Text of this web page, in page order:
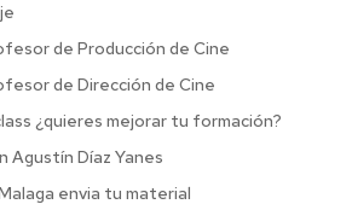
de Producción de Cine
de Dirección de Cine
¿quieres mejorar tu formación?
Agustín Díaz Yanes
envia tu material